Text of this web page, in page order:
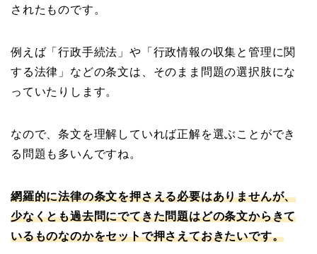
されたものです。
例えば「行政手続法」や「行政情報の収集と管理に関
する法律」などの条文は、そのまま問題の選択肢にな
っていたりします。
なので、条文を理解していれば正解を選ぶことができ
る問題も多いんですね。
網羅的に法律の条文を押さえる必要はありませんが、
少なくとも過去問にでてきた問題はどの条文からきて
いるものなのかをセットで押さえておきたいです。